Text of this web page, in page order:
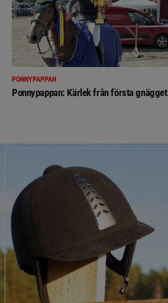
PONNYPAPPAN
Ponnypappan: Kärlek från första gnägget